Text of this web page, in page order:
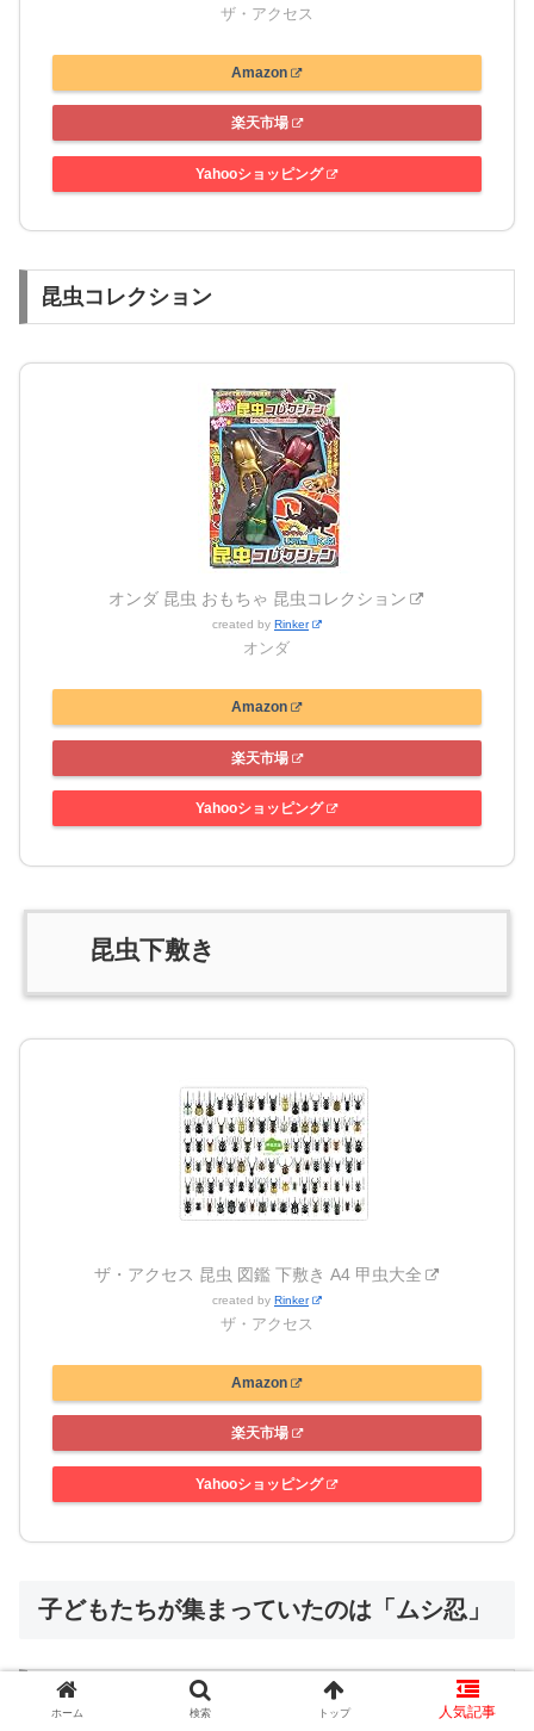
ザ・アクセス
Amazon
楽天市場
Yahooショッピング
昆虫コレクション
オンダ 昆虫 おもちゃ 昆虫コレクション
created by Rinker
オンダ
Amazon
楽天市場
Yahooショッピング
昆虫下敷き
ザ・アクセス 昆虫 図鑑 下敷き A4 甲虫大全
created by Rinker
ザ・アクセス
Amazon
楽天市場
Yahooショッピング
子どもたちが集まっていたのは「ムシ忍」
「ムシ忍」とは？
ホーム 検索 トップ